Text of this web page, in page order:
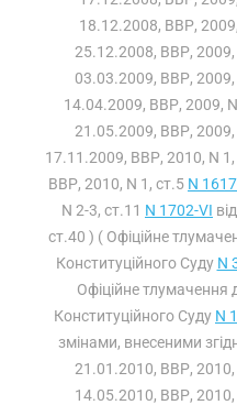
18.12.2008, ВВР,
25.12.2008, ВВР, 2009,
03.03.2009, ВВР, 2009,
14.04.2009, ВВР, 2009,
21.05.2009, ВВР, 2009,
17.11.2009, ВВР, 2010, N 1,
ВВР, 2010, N 1, ст.5 N
N 2-3, ст.11 N 1702-VI
ст.40 ) ( Офіційне
Конституційного Суду N
Офіційне тлумачення
Конституційного Суду N
змінами, внесеними
21.01.2010, ВВР, 2010,
14.05.2010, ВВР, 2010,